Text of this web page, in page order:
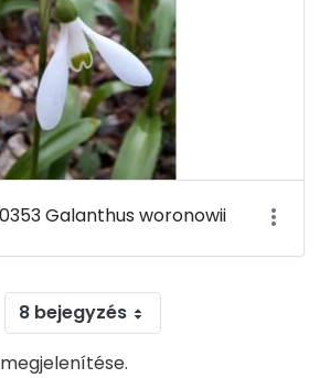
Galanthus woronowii
8 bejegyzés